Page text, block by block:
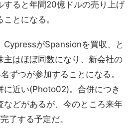
すると年間20億ドルの売り上げ
とになる。
CypressがSpansionを買収、と
主はほぼ同数になり、新会社の
ずつが参加することになる。
に近い(Photo02)。合併につき
などがあるが、今のところ来年
了する予定だ。